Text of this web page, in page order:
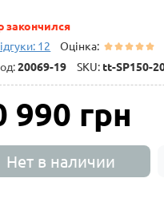
закончился
12 Оцінка:
20069-19 SKU: tt-SP150-
990 грн
Нет в наличии